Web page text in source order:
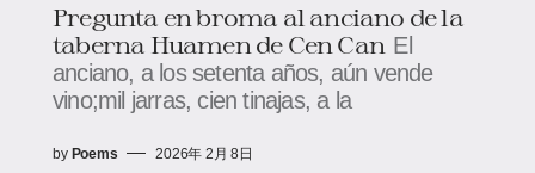
Pregunta en broma al anciano de la
taberna Huamen de Cen Can El
anciano, a los setenta años, aún vende
vino;mil jarras, cien tinajas, a la
by Poems 2026年 2月 8日